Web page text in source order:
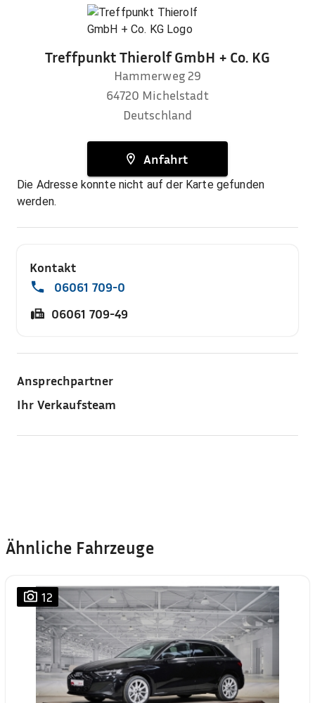
Treffpunkt Thierolf GmbH + Co. KG
Hammerweg 29
64720 Michelstadt
Deutschland
Anfahrt
Die Adresse konnte nicht auf der Karte gefunden
werden.
Kontakt
06061 709-0
06061 709-49
Ansprechpartner
Ihr Verkaufsteam
Ähnliche Fahrzeuge
12